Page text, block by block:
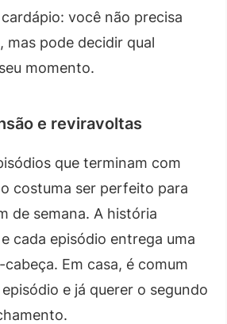
você não precisa
mas pode decidir qual
momento.
e reviravoltas
que terminam com
costuma ser perfeito para
de semana. A história
cada episódio entrega uma
Em casa, é comum
e já querer o segundo